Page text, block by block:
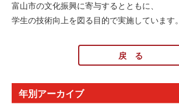
富山市の文化振興に寄与するとともに、
学生の技術向上を図る目的で実施しています。
戻 る
年別アーカイブ